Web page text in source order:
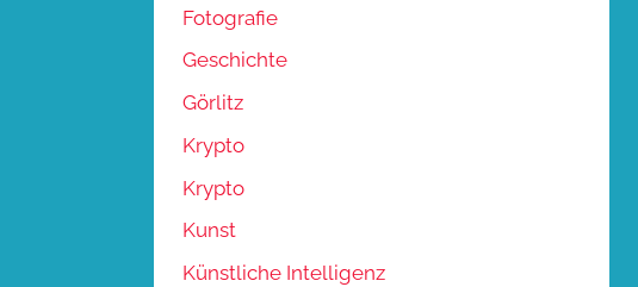
Fotografie
Geschichte
Görlitz
Krypto
Krypto
Kunst
Künstliche Intelligenz